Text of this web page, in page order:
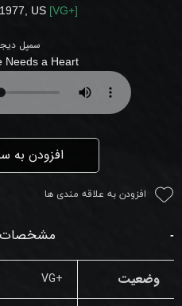
US [VG+]
سمپل
Needs a Heart
افزودن به
افزودن به علاقه مندی ها
وضعیت +VG